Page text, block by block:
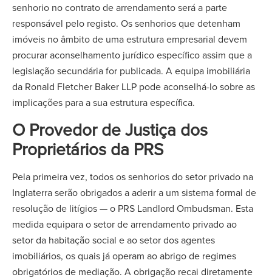
senhorio no contrato de arrendamento será a parte
responsável pelo registo. Os senhorios que detenham
imóveis no âmbito de uma estrutura empresarial devem
procurar aconselhamento jurídico específico assim que a
legislação secundária for publicada. A equipa imobiliária
da Ronald Fletcher Baker LLP pode aconselhá-lo sobre as
implicações para a sua estrutura específica.
O Provedor de Justiça dos
Proprietários da PRS
Pela primeira vez, todos os senhorios do setor privado na
Inglaterra serão obrigados a aderir a um sistema formal de
resolução de litígios — o PRS Landlord Ombudsman. Esta
medida equipara o setor de arrendamento privado ao
setor da habitação social e ao setor dos agentes
imobiliários, os quais já operam ao abrigo de regimes
obrigatórios de mediação. A obrigação recai diretamente